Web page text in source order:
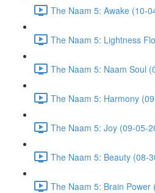
The Naam 5: Awake (10-
The Naam 5: Lightness
The Naam 5: Naam Soul
The Naam 5: Harmony
The Naam 5: Joy (09-05-
The Naam 5: Beauty (08-
The Naam 5: Brain